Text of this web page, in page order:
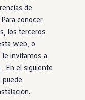
de
conocer
los terceros
web, o
le invitamos a
. En el siguiente
puede